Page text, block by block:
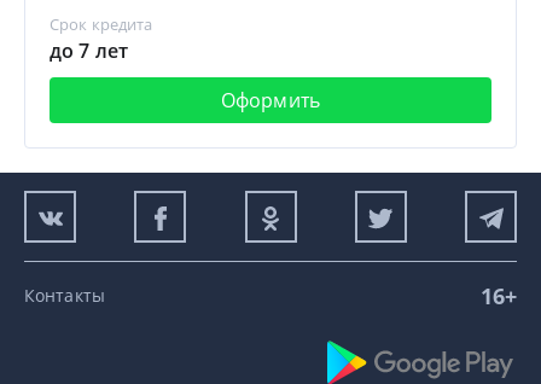
Срок кредита
до 7 лет
Оформить
Контакты 16+